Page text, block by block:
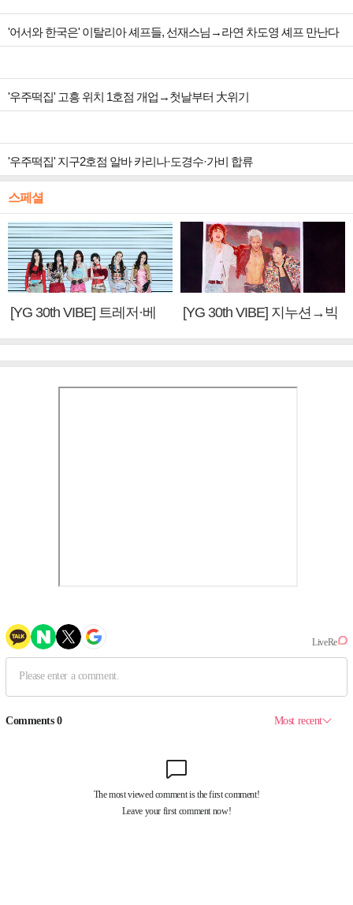
'어서와 한국은' 이탈리아 셰프들, 선재스님→라연 차도영 셰프 만난다
'우주떡집' 고흥 위치 1호점 개업→첫날부터 大위기
'우주떡집' 지구2호점 알바 카리나·도경수·가비 합류
스페셜
[YG 30th VIBE] 트레저·베
[YG 30th VIBE] 지누션→빅